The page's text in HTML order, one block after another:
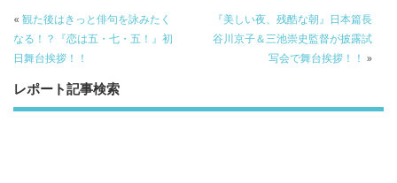
b
o
o
k
er a
o
« 観た後はきっと俳句を詠みたく
なる！？『恋は五・七・五！』初
日舞台挨拶！！
『美しい夜、残酷な朝』日本篇長
谷川京子＆三池崇史監督が披露試
写会で舞台挨拶！！ »
レポート記事検索